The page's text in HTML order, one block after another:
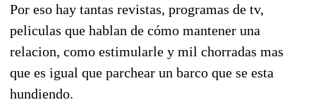
Por eso hay tantas revistas, programas de tv,
peliculas que hablan de cómo mantener una
relacion, como estimularle y mil chorradas mas
que es igual que parchear un barco que se esta
hundiendo.